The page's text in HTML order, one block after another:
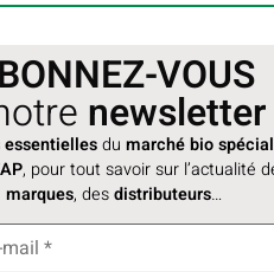
VOUS
newsletter
essentiellesdu marché bio
, pour tout savoir sur l’actualité
marques, desdistributeurs…